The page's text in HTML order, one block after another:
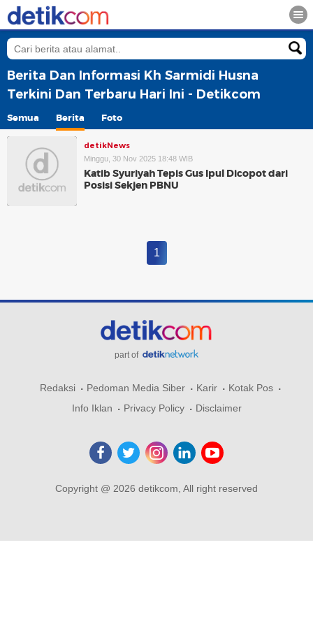
Berita Dan Informasi Kh Sarmidi Husna
Terkini Dan Terbaru Hari Ini - Detikcom
Semua Berita Foto
detikNews
Minggu, 30 Nov 2025 18:48 WIB
Katib Syuriyah Tepis Gus Ipul Dicopot dari
Posisi Sekjen PBNU
1
part of
Redaksi Pedoman Media Siber Karir
Kotak Pos
Info Iklan
Privacy Policy Disclaimer
Copyright @ 2026 detikcom, All right reserved